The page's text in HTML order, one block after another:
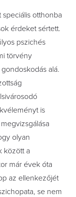
otthonba
érdeket sértett.
pszichés
törvény
alá.
is
olyan
között a
már évek óta
az ellenkezőjét
se nem